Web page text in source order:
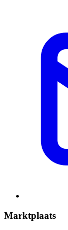
Marktplaats